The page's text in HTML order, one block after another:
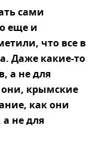
сами
еще и
что все в
Даже какие-то
а не для
они, крымские
как они
а не для